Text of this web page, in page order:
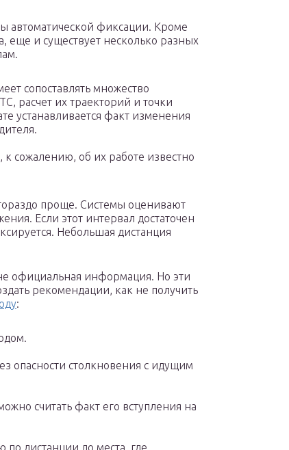
автоматической фиксации. Кроме
еще и существует несколько разных
сопоставлять множество
расчет их траекторий и точки
устанавливается факт изменения
сожалению, об их работе известно
проще. Системы оценивают
Если этот интервал достаточен
Небольшая дистанция
официальная информация. Но эти
рекомендации, как не получить
:
опасности столкновения с идущим
считать факт его вступления на
дистанции до места, где